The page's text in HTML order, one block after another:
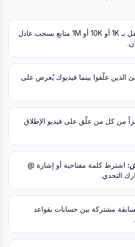
احتفل بـ 1K أو 10K أو 1M متابع بسحب عادل
الذين علّقوا بينما فيديوك يُعرض على
من كل من علّق على فيديو الإطلاق
اشترط كلمة مفتاحية أو إشارة @
التحدي.
مشتركة بين حسابات بقواعد